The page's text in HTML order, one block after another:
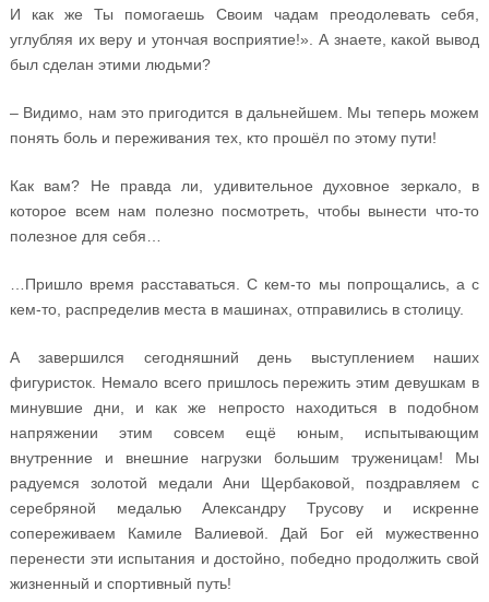
И как же Ты помогаешь Своим чадам преодолевать себя,
углубляя их веру и утончая восприятие!». А знаете, какой вывод
был сделан этими людьми?
– Видимо, нам это пригодится в дальнейшем. Мы теперь можем
понять боль и переживания тех, кто прошёл по этому пути!
Как вам? Не правда ли, удивительное духовное зеркало, в
которое всем нам полезно посмотреть, чтобы вынести что-то
полезное для себя…
…Пришло время расставаться. С кем-то мы попрощались, а с
кем-то, распределив места в машинах, отправились в столицу.
А завершился сегодняшний день выступлением наших
фигуристок. Немало всего пришлось пережить этим девушкам в
минувшие дни, и как же непросто находиться в подобном
напряжении этим совсем ещё юным, испытывающим
внутренние и внешние нагрузки большим труженицам! Мы
радуемся золотой медали Ани Щербаковой, поздравляем с
серебряной медалью Александру Трусову и искренне
сопереживаем Камиле Валиевой. Дай Бог ей мужественно
перенести эти испытания и достойно, победно продолжить свой
жизненный и спортивный путь!